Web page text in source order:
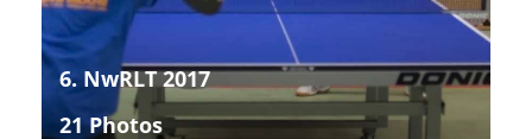
6. NwRLT 2017
21 Photos